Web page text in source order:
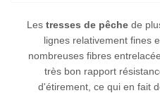
Les tresses de pêche de
lignes relativement fines
nombreuses fibres
très bon rapport
d'étirement, ce qui en fait